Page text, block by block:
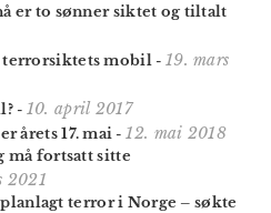
er to sønner siktet og tiltalt
terrorsiktets mobil- 19. mars
- 10. april 2017
årets 17. mai -12. mai 2018
må fortsatt sitte
2021
terror i Norge – søkte